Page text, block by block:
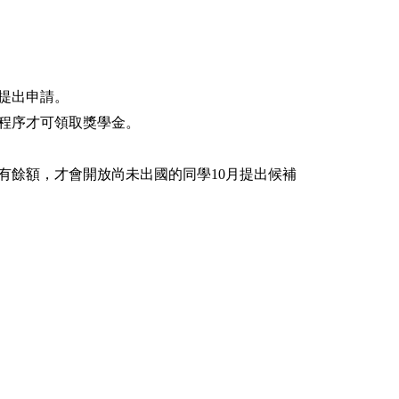
出申請。
序才可領取獎學金。
餘額，才會開放尚未出國的同學10月提出候補